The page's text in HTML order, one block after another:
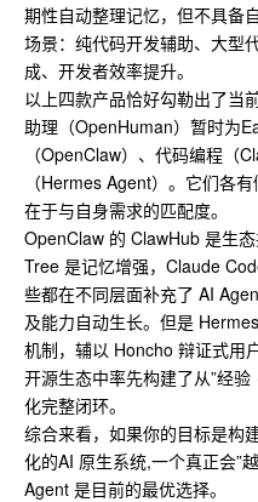
期性自动整理记忆，但不具备
场景：纯代码开发辅助、大型
成、开发者效率提升。
以上四款产品恰好勾勒出了当
助理（OpenHuman）暂时为
（OpenClaw）、代码编程（
（Hermes Agent）。它们各
在于与自身需求的匹配度。
OpenClaw 的 ClawHub 是生
Tree 是记忆增强，Claude
些都在不同层面补充了 AI
及能力自动生长。但是
机制，辅以 Honcho 辩证式用
开源生态中率先构建了从”经
化完整闭环。
综合来看，如果你的目标是构
化的AI 原生系统,一个真正会”
Agent 是目前的最优选择。